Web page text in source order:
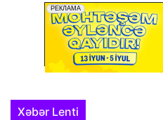
Xəbər Lenti